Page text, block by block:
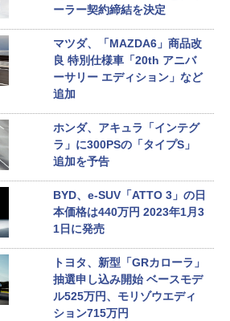
ーラー契約締結を決定
マツダ、「MAZDA6」商品改
良 特別仕様車「20th アニバ
ーサリー エディション」など
追加
ホンダ、アキュラ「インテグ
ラ」に300PSの「タイプS」
追加を予告
BYD、e-SUV「ATTO 3」の日
本価格は440万円 2023年1月3
1日に発売
トヨタ、新型「GRカローラ」
抽選申し込み開始 ベースモデ
ル525万円、モリゾウエディ
ション715万円